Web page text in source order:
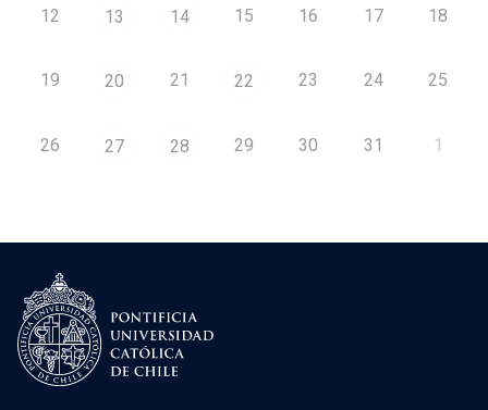
12 13 14 15 16 17 18
19 20 21 22 23 24 25
26 27 28 29 30 31 1